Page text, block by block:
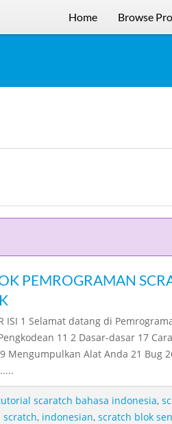
Home Browse
PEMROGRAMAN
ISI 1 Selamat datang di
11 2 Dasar-dasar 17
Mengumpulkan Alat Anda 21 Bug
scaratch bahasa indonesia,
, indonesian, scratch blok